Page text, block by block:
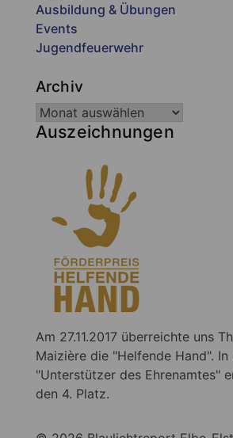
Ausbildung & Übungen
Events
Jugendfeuerwehr
Archiv
Auszeichnungen
Am 27.11.2017 überreichte uns
Maizière die "Helfende Hand".
"Unterstützer des Ehrenamtes"
den 4. Platz.